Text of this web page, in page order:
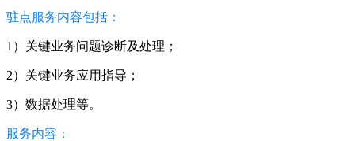
驻点服务内容包括：
1）关键业务问题诊断及处理；
2）关键业务应用指导；
3）数据处理等。
服务内容：